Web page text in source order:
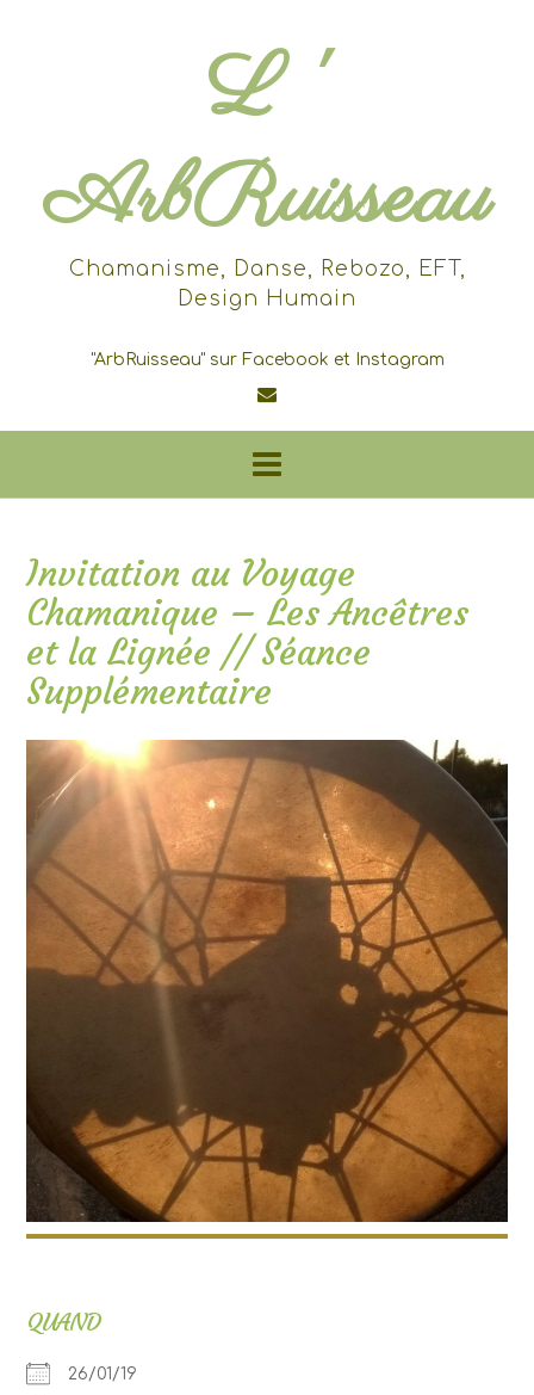
L '
ArbRuisseau
Chamanisme, Danse, Rebozo, EFT,
Design Humain
"ArbRuisseau" sur Facebook et Instagram
Invitation au Voyage
Chamanique – Les Ancêtres
et la Lignée // Séance
Supplémentaire
QUAND
26/01/19